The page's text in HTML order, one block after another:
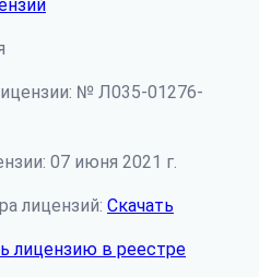
№ Л035-01276-
07 июня 2021 г.
лицензий: Скачать
лицензию в реестре